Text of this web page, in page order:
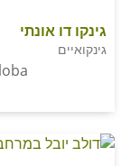
Ginkgo biloba